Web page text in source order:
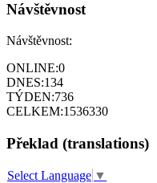
Návštěvnost
Návštěvnost:
ONLINE:0
DNES:134
TÝDEN:736
CELKEM:1536330
Překlad (translations)
Select Language ▼